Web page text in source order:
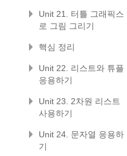
Unit 21. 터틀 그래픽스
로 그림 그리기
핵심 정리
Unit 22. 리스트와 튜플
응용하기
Unit 23. 2차원 리스트
사용하기
Unit 24. 문자열 응용하
기